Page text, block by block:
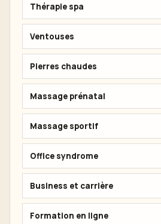
Thérapie spa
Ventouses
Pierres chaudes
Massage prénatal
Massage sportif
Office syndrome
Business et carrière
Formation en ligne